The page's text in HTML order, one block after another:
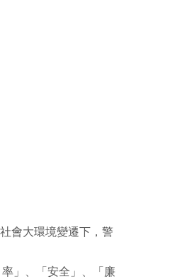
會大環境變遷下，警
」、「安全」、「廉